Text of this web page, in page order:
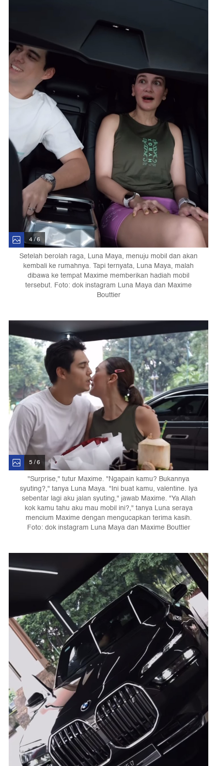
4 / 6
Setelah berolah raga, Luna Maya, menuju mobil dan akan
kembali ke rumahnya. Tapi ternyata, Luna Maya, malah
dibawa ke tempat Maxime memberikan hadiah mobil
tersebut. Foto: dok instagram Luna Maya dan Maxime
Bouttier
5 / 6
"Surprise," tutur Maxime. "Ngapain kamu? Bukannya
syuting?," tanya Luna Maya. "Ini buat kamu, valentine. Iya
sebentar lagi aku jalan syuting," jawab Maxime. "Ya Allah
kok kamu tahu aku mau mobil ini?," tanya Luna seraya
mencium Maxime dengan mengucapkan terima kasih.
Foto: dok instagram Luna Maya dan Maxime Bouttier